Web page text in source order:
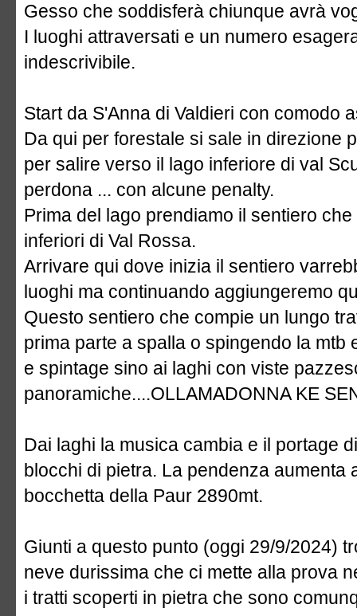
Gesso che soddisferà chiunque avrà
I luoghi attraversati e un numero
indescrivibile.
Start da S'Anna di Valdieri con comodo
Da qui per forestale si sale in direzione
per salire verso il lago inferiore di val
perdona ... con alcune penalty.
Prima del lago prendiamo il sentiero
inferiori di Val Rossa.
Arrivare qui dove inizia il sentiero
luoghi ma continuando aggiungeremo
Questo sentiero che compie un lungo
prima parte a spalla o spingendo la mtb
e spintage sino ai laghi con viste
panoramiche....OLLAMADONNA KE
Dai laghi la musica cambia e il portage
blocchi di pietra. La pendenza aumenta
bocchetta della Paur 2890mt.
Giunti a questo punto (oggi 29/9/2024)
neve durissima che ci mette alla prova
i tratti scoperti in pietra che sono